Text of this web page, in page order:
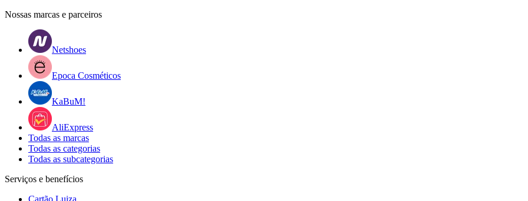
Nossas marcas e parceiros
Netshoes
Epoca Cosméticos
KaBuM!
AliExpress
Todas as marcas
Todas as categorias
Todas as subcategorias
Serviços e benefícios
Cartão Luiza